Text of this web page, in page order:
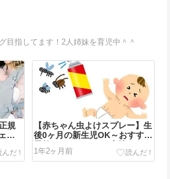
目指してます！2人姉妹を育児中＾＾
規
イ
【赤ちゃん虫よけスプレー】生
後0ヶ月の新生児OK～おすすめ
天然ディートフリー虫除け
1年2ヶ月前